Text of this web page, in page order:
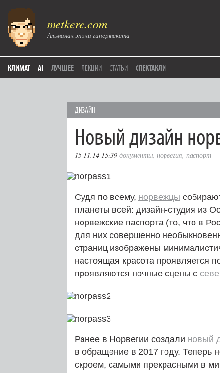
metkere.com
Альманах эпохи гипертекста
КЛИМАТ AI ЛУЧШЕЕ ЛЕКЦИИ СТАТЬИ СПЕКТАКЛИ
ДИЗАЙН
Новый дизайн
15.11.14 15:39 документы, норвегия, паспорт
Судя по всему, норвежцы
планеты всей: дизайн-студия из
норвежские паспорта (то, что в
для них совершенно
страниц изображены
настоящая красота проявляется
проявляются ночные сцены с
Ранее в Норвегии создали новый
в обращение в 2017 году. Теперь
скроем, самыми прекрасными в